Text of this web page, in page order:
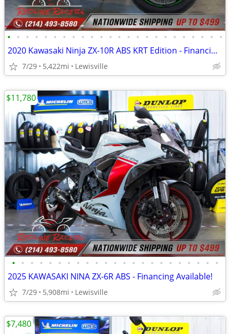
• • • • • • • • • • • • • • • • • • • • • • • •
2020 Kawasaki Ninja ZX-10R ABS KRT Edition - Financing Available!
7/29 5,422mi Lewisville
• • • • • • • • • • • • • • • • • • • • • • •
2025 KAWASAKI NINA ZX-6R ABS - Financing Available!
7/29 5,908mi Lewisville
$11,780
$7,480